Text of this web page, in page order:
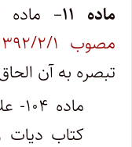
ماده ۱۱
– ماده
مصوب ۱۳۹۲/۲/۱
تبصره به آن
کتاب